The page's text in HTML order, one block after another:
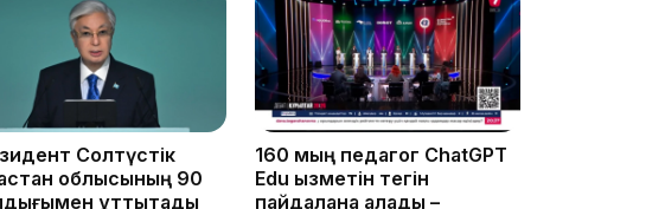
Солтүстік
облысының 90
құттықтады
160 мың педагог ChatGPT
Edu қызметін тегін
пайдалана алады –